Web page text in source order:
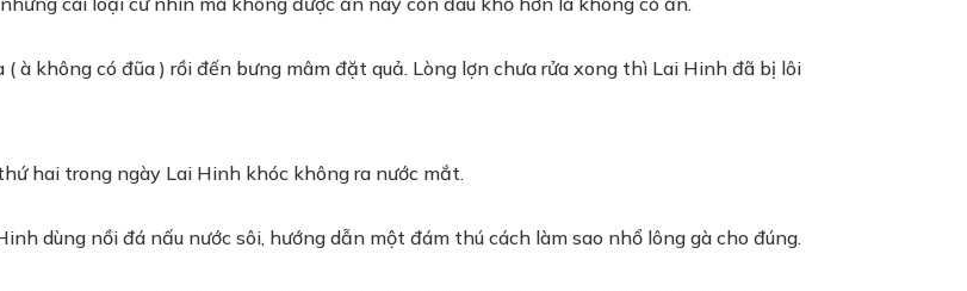
không có đũa ) rồi đến bưng mâm đặt quả. Lòng lợn chưa rửa xong thì Lai Hinh đã bị lôi
hai trong ngày Lai Hinh khóc không ra nước mắt.
dùng nồi đá nấu nước sôi, hướng dẫn một đám thú cách làm sao nhổ lông gà cho đúng.